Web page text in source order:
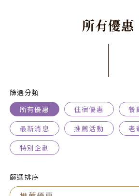
所有優惠
篩選分類
所有優惠
住宿優惠
餐
最新消息
推薦活動
老
特別企劃
篩選排序